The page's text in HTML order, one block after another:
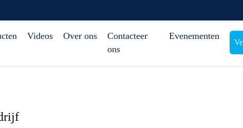
Videos Over ons
Contacteer
ons
Evenementen